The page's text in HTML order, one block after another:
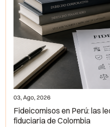
03, Ago, 2026
Fideicomisos en Perú: las
fiduciaria de Colombia